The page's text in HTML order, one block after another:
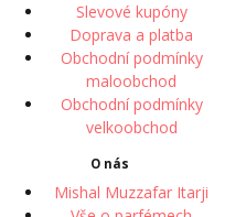
Slevové kupóny
Doprava a platba
Obchodní podmínky
maloobchod
Obchodní podmínky
velkoobchod
O nás
Mishal Muzzafar Itarji